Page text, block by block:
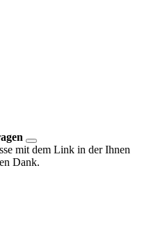
mit dem Link in der Ihnen
Dank.